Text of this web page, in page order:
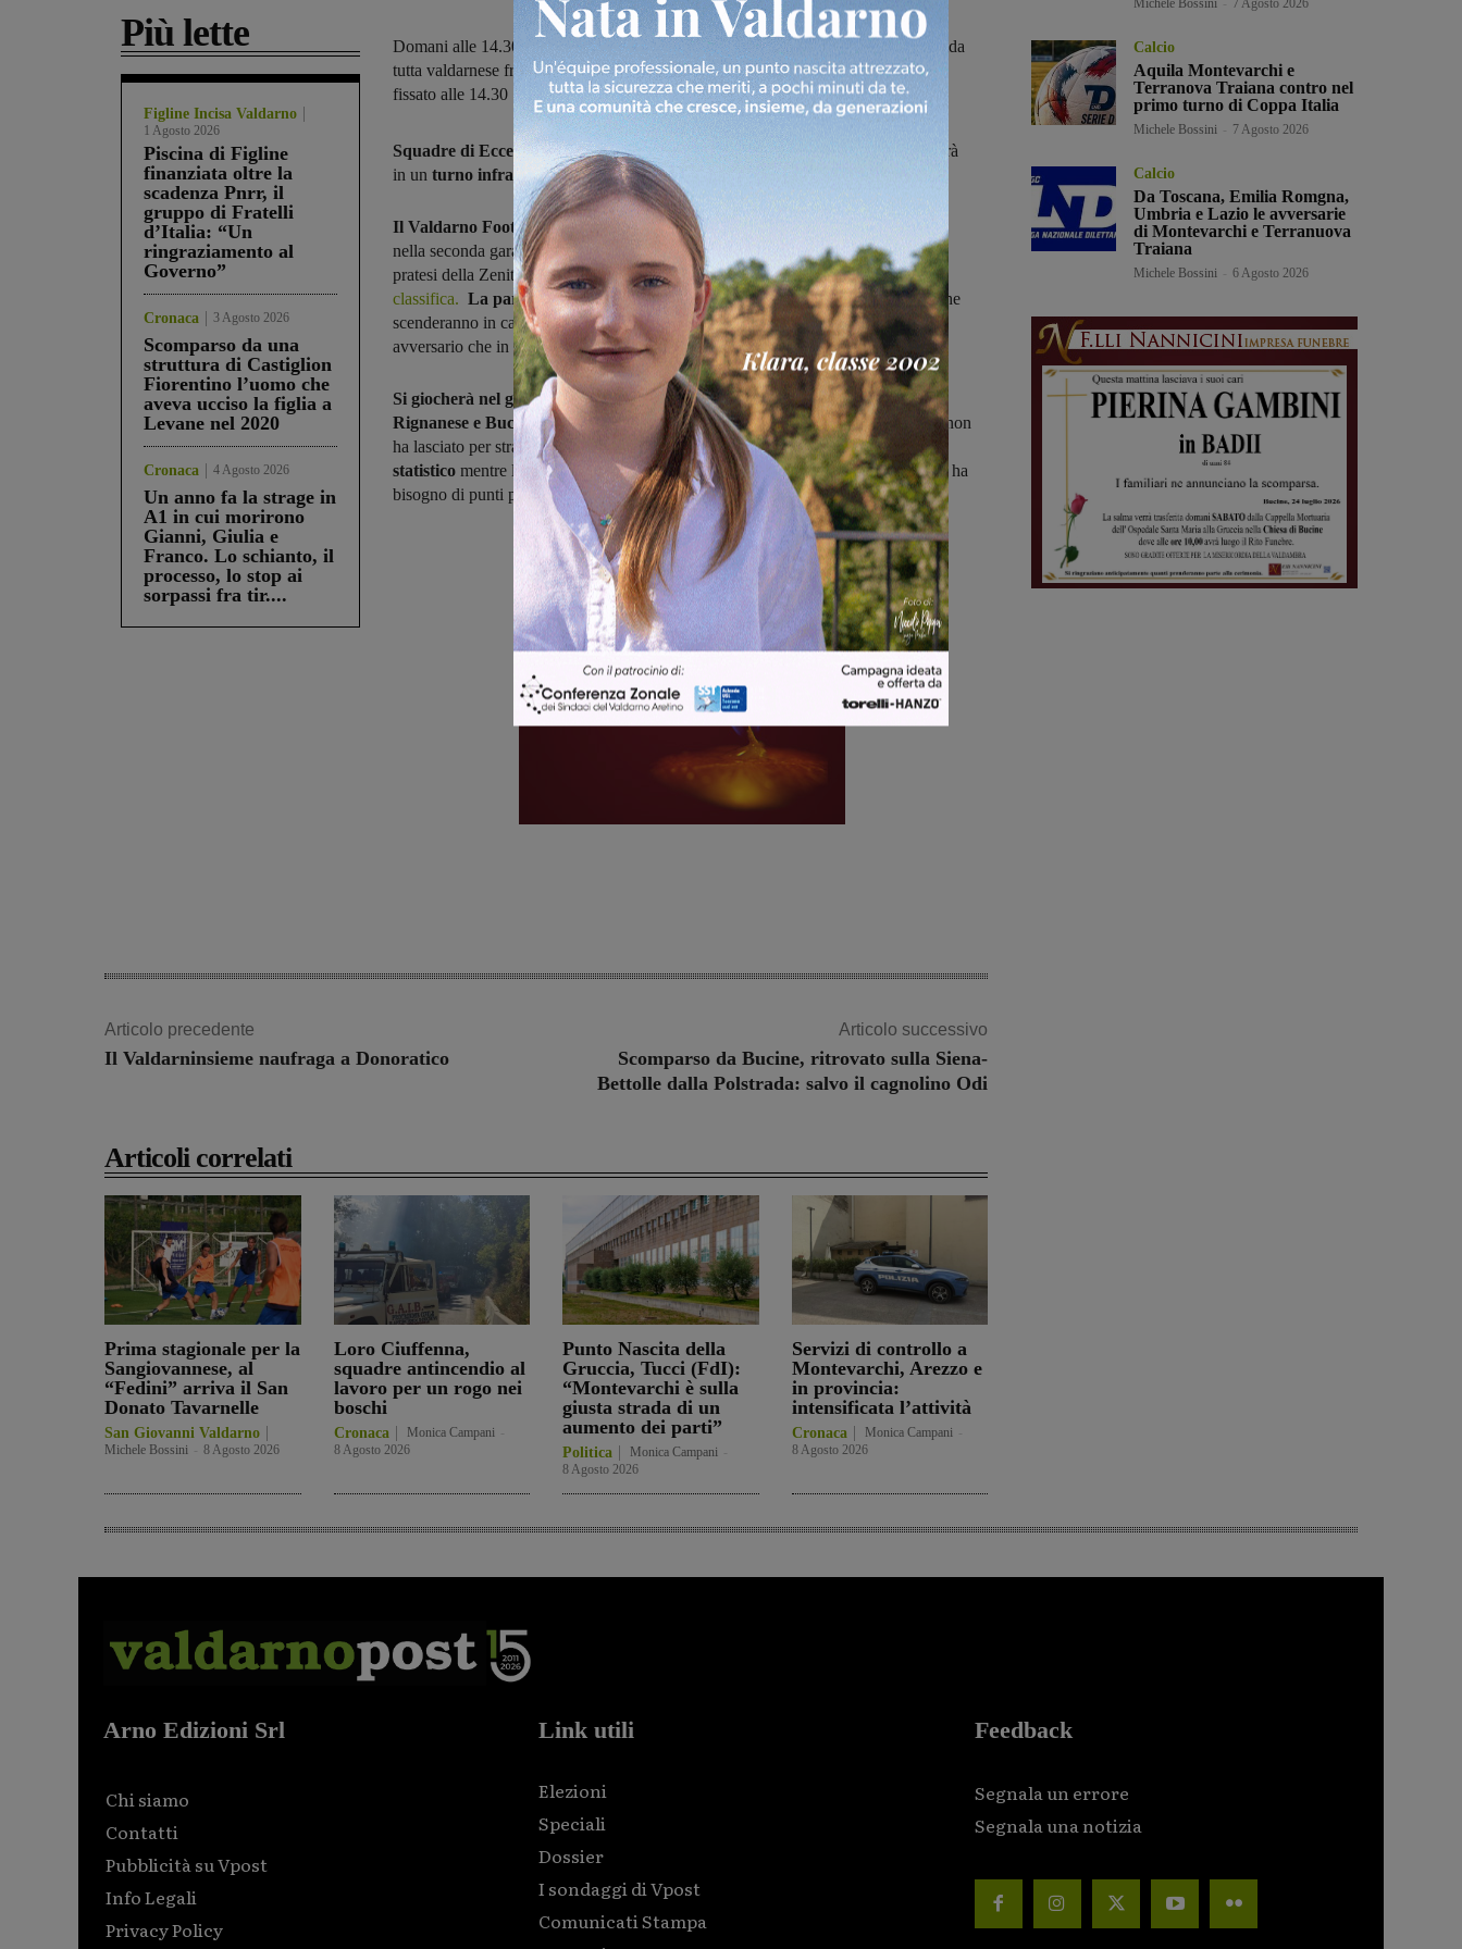
Più lette
Figline Incisa Valdarno
1 Agosto 2026
Piscina di Figline
finanziata oltre la
scadenza Pnrr, il
gruppo di Fratelli
d’Italia: “Un
ringraziamento al
Governo”
Cronaca 3 Agosto 2026
Scomparso da una
struttura di Castiglion
Fiorentino l’uomo che
aveva ucciso la figlia a
Levane nel 2020
Cronaca 4 Agosto 2026
Un anno fa la strage in
A1 in cui morirono
Gianni, Giulia e
Franco. Lo schianto, il
processo, lo stop ai
sorpassi fra tir....
Domani alle 14.30 il Valdarno Football Club riceve lo Zenith Audax mentre la sfida
tutta valdarnese fra Rignanese e Bucinese si giocherà giovedì con inizio sempre
fissato alle 14.30
Squadre di Eccellenzain campo per le partite della nona giornata, che si giocherà
in un turno infrasettimanalefra domani (mercoledì) e giovedì.
Il Valdarno Football Club scenderà in campo domani alle 14.30 per affrontare,
nella seconda gara consecutiva fra le mura amiche del "Goffredo Del Buffa", i
pratesi della Zenith Audax in uno scontro importante nellezone nobili della
classifica. La partita si preannucia combattuta,con i valdarnesi di Zavaglia che
scenderanno in campo pronti a difendere l'imbattibilità casalinga contro un
avversario che in trasferta finora non ha mai perso.
Si giocherà nel giorno di Ognissanti , alle 14.30, la sfida tutta valdarnese fra
Rignanese e Bucinese,con da un lato la squadra di casa che fra le mura amiche non
ha lasciato per strada nemmeno un punto e che vorràconfermare questo dato
statistico mentre la Bucinese, sempre sconfitta nelle gare esterne finora disputate, ha
bisogno di punti per risalire la classificae non farà sconti.
Articolo precedente
Il Valdarninsieme naufraga a Donoratico
Articolo successivo
Scomparso da Bucine, ritrovato sulla Siena-
Bettolle dalla Polstrada: salvo il cagnolino Odi
Articoli correlati
Prima stagionale per la
Sangiovannese, al
“Fedini” arriva il San
Donato Tavarnelle
San Giovanni Valdarno
Michele Bossini 8 Agosto 2026
Loro Ciuffenna,
squadre antincendio al
lavoro per un rogo nei
boschi
Cronaca Monica Campani
8 Agosto 2026
Punto Nascita della
Gruccia, Tucci (FdI):
“Montevarchi è sulla
giusta strada di un
aumento dei parti”
Politica Monica Campani
8 Agosto 2026
Servizi di controllo a
Montevarchi, Arezzo e
in provincia:
intensificata l’attività
Cronaca Monica Campani
8 Agosto 2026
Michele Bossini 7 Agosto 2026
Calcio
Aquila Montevarchi e
Terranova Traiana contro nel
primo turno di Coppa Italia
Michele Bossini 7 Agosto 2026
Calcio
Da Toscana, Emilia Romgna,
Umbria e Lazio le avversarie
di Montevarchi e Terranuova
Traiana
Michele Bossini 6 Agosto 2026
Arno Edizioni Srl
Chi siamo
Contatti
Pubblicità su Vpost
Info Legali
Privacy Policy
Link utili
Elezioni
Speciali
Dossier
I sondaggi di Vpost
Comunicati Stampa
Feedback
Segnala un errore
Segnala una notizia